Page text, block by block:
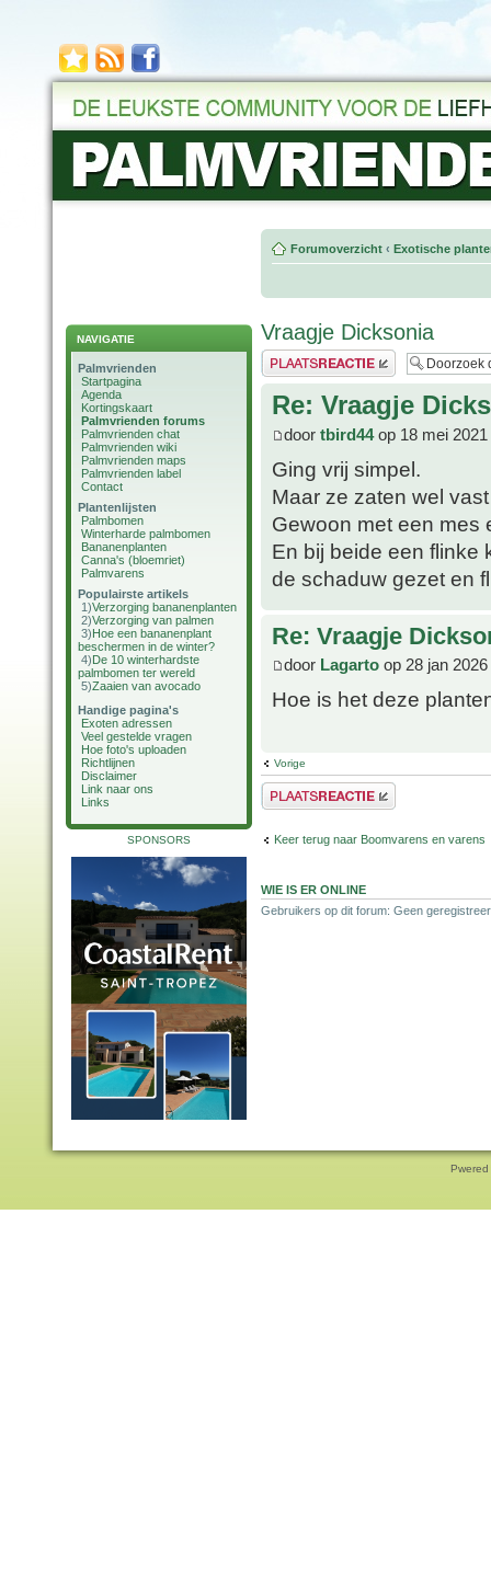
NAVIGATIE
Palmvrienden
Startpagina
Agenda
Kortingskaart
Palmvrienden forums
Palmvrienden chat
Palmvrienden wiki
Palmvrienden maps
Palmvrienden label
Contact
Plantenlijsten
Palmbomen
Winterharde palmbomen
Bananenplanten
Canna's (bloemriet)
Palmvarens
Populairste artikels
1)Verzorging bananenplanten
2)Verzorging van palmen
3)Hoe een bananenplant
beschermen in de winter?
4)De 10 winterhardste
palmbomen ter wereld
5)Zaaien van avocado
Handige pagina's
Exoten adressen
Veel gestelde vragen
Hoe foto's uploaden
Richtlijnen
Disclaimer
Link naar ons
Links
SPONSORS
Forumoverzicht ‹ Exotische
Vraagje Dicksonia
Plaats een reactie
Re: Vraagje
door tbird44op 18 mei 2021
Ging vrij simpel.
Maar ze zaten wel
Gewoon met een mes
En bij beide een flinke
de schaduw gezet en
Re: Vraagje
door Lagarto op 28 jan
Hoe is het deze
Vorige
Plaats een reactie
Keer terug naar Boomvarens en varens
WIE IS ER ONLINE
Gebruikers op dit forum: Geen